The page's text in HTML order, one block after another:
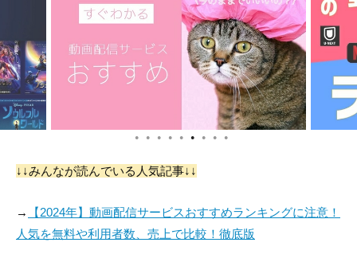
役：Chung-hee 役：Vice Principal
ジス 白智媛
● ● ● ● ● ● ● ● ●
↓↓みんなが読んでいる人気記事↓↓
→
【2024年】動画配信サービスおすすめランキングに注意！
人気を無料や利用者数、売上で比較！徹底版